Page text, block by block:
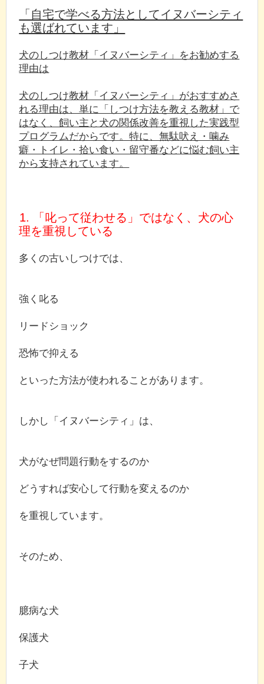
「自宅で学べる方法としてイヌバーシティ
も選ばれています」
犬のしつけ教材「イヌバーシティ」をお勧めする
理由は
犬のしつけ教材「イヌバーシティ」がおすすめさ
れる理由は、単に「しつけ方法を教える教材」で
はなく、飼い主と犬の関係改善を重視した実践型
プログラムだからです。特に、無駄吠え・噛み
癖・トイレ・拾い食い・留守番などに悩む飼い主
から支持されています。
1. 「叱って従わせる」ではなく、犬の心
理を重視している
多くの古いしつけでは、
強く叱る
リードショック
恐怖で抑える
といった方法が使われることがあります。
しかし「イヌバーシティ」は、
犬がなぜ問題行動をするのか
どうすれば安心して行動を変えるのか
を重視しています。
そのため、
臆病な犬
保護犬
子犬